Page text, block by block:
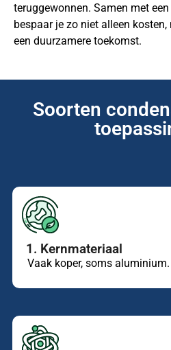
teruggewonnen. Samen met
bespaar je zo niet alleen
een duurzamere toekomst.
Soorten
1. Kernmateriaal
Vaak koper, soms aluminium.